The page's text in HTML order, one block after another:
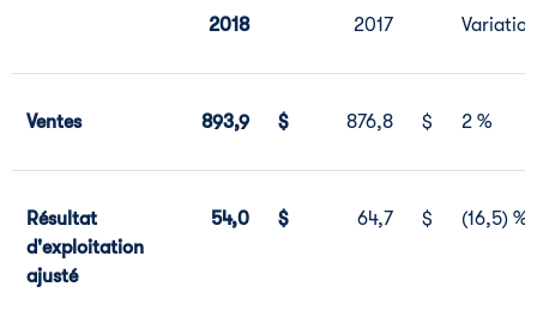
2018 2017 Variation
Ventes 893,9 $ 876,8 $ 2 %
Résultat
d'exploitation
ajusté
54,0 $ 64,7 $ (16,5) %